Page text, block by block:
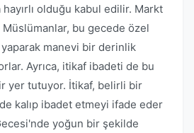
olduğu kabul edilir. Markt
Müslümanlar, bu gecede özel
manevi bir derinlik
Ayrıca, itikaf ibadeti de bu
yer tutuyor. İtikaf, belirli bir
kalıp ibadet etmeyi ifade eder
yoğun bir şekilde